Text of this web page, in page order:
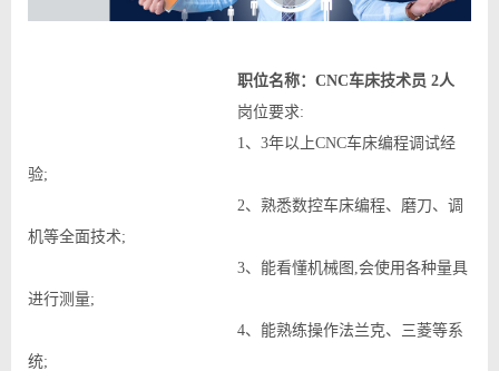
职位名称：CNC车床技术员 2人
岗位要求:
1、3年以上CNC车床编程调试经
验;
2、熟悉数控车床编程、磨刀、调
机等全面技术;
3、能看懂机械图,会使用各种量具
进行测量;
4、能熟练操作法兰克、三菱等系
统;